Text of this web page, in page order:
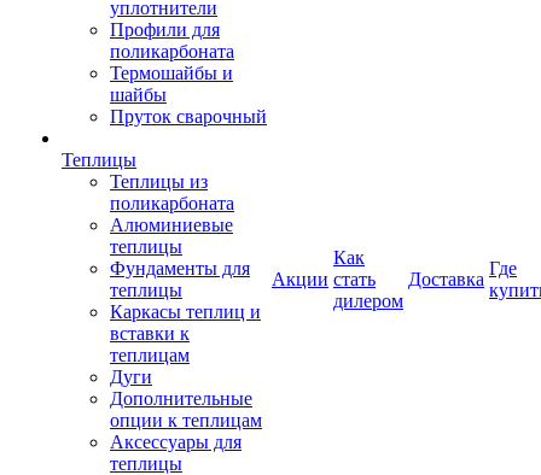
уплотнители
Профили для
поликарбоната
Термошайбы и
шайбы
Пруток сварочный
Теплицы
Теплицы из
поликарбоната
Алюминиевые
теплицы
Фундаменты для
теплицы
Каркасы теплиц и
вставки к
теплицам
Дуги
Дополнительные
опции к теплицам
Аксессуары для
теплицы
Акции
Как
стать
дилером
Доставка
Где